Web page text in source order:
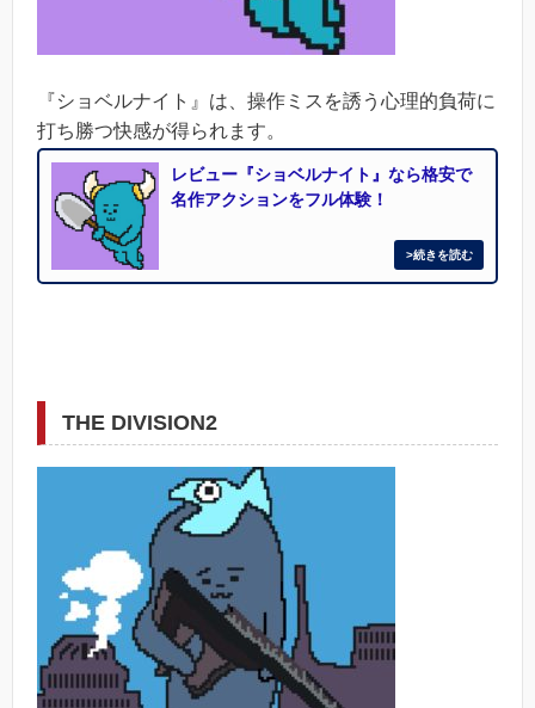
『ショベルナイト』は、操作ミスを誘う心理的負荷に
打ち勝つ快感が得られます。
レビュー『ショベルナイト』なら格安で
名作アクションをフル体験！
THE DIVISION2